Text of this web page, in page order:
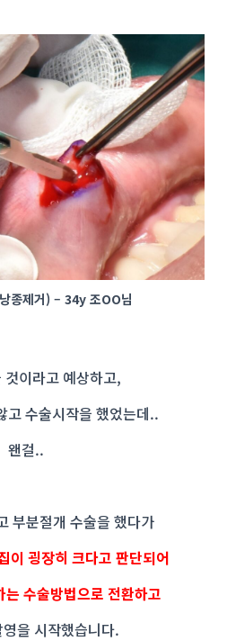
종제거) – 34y 조OO님
것이라고 예상하고,
고 수술시작을 했었는데..
왠걸..
부분절개 수술을 했다가
이 굉장히 크다고 판단되어
는 수술방법으로 전환하고
을 시작했습니다.